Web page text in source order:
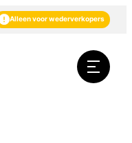
Alleen voor wederverkopers